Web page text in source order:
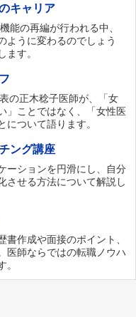
キャリア
能の再編が行われる中、
ように変わるのでしょう
ます。
表の正木稔子医師が、「女
」ことではなく、「女性医
について語ります。
ング講座
ーションを円滑にし、自分
させる方法について解説し
書作成や面接のポイント、
医師ならではの転職ノウハ
。